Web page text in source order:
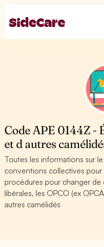
Code APE 0144Z -
et d autres
Toutes les informations sur
conventions collectives pour
procédures pour changer de
libérales, les OPCO (ex
autres camélidés